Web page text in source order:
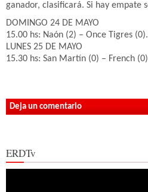
ganador, clasificará. Si hay empate
DOMINGO 24 DE MAYO
15.00 hs: Naón (2) – Once Tigres
LUNES 25 DE MAYO
15.30 hs: San Martín (0) – French
Deja un comentario
ERDTv